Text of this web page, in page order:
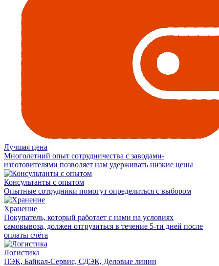
Лучшая цена
Многолетний опыт сотрудничества с заводами-
изготовителями позволяет нам удерживать низкие цены
Консультанты с опытом
Опытные сотрудники помогут определиться с выбором
Хранение
Покупатель, который работает с нами на условиях
самовывоза, должен отгрузиться в течение 5-ти дней после
оплаты счёта
Логистика
ПЭК, Байкал-Сервис, СДЭК, Деловые линии